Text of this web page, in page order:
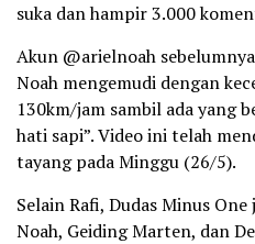
suka dan hampir 3.000
Akun @arielnoah
Noah mengemudi dengan
130km/jam sambil ada yang
hati sapi”. Video ini telah
tayang pada Minggu (26/5).
Selain Rafi, Dudas Minus
Noah, Geiding Marten, dan